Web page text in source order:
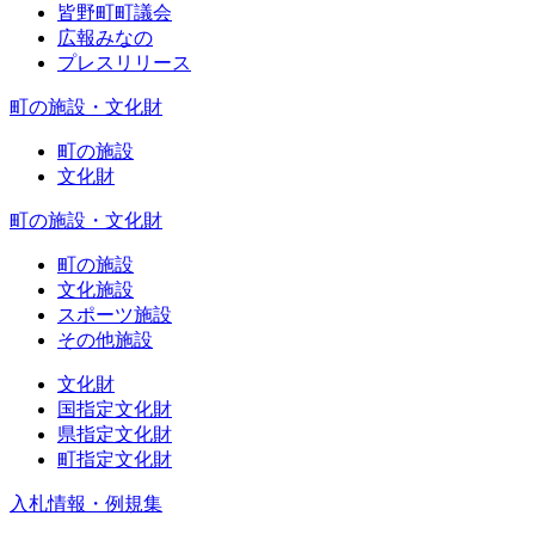
皆野町町議会
広報みなの
プレスリリース
町の施設・文化財
町の施設
文化財
町の施設・文化財
町の施設
文化施設
スポーツ施設
その他施設
文化財
国指定文化財
県指定文化財
町指定文化財
入札情報・例規集